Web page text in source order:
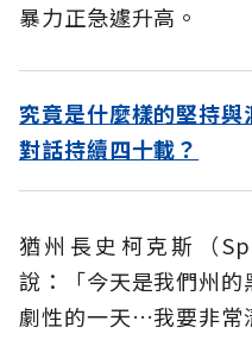
暴力正急遽升高。
究竟是什麼樣的堅持
對話持續四十載？
猶州長史柯克斯（
說：「今天是我們州
劇性的一天…我要非常